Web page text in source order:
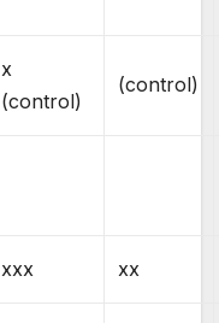
x
(control)
(control)
xxx xx